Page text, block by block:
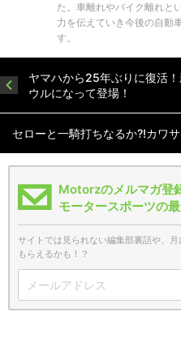
た。車離れやバイク離れと
力を伝えていき今後の自動
す。
ヤマハから25年ぶりに復活
ウルになって登場！
セローと一騎打ちなるか?!カワ
Motorzのメルマガ登
モータースポーツの最
サイトでは見られない編集部裏話や、
もらえるかも！？